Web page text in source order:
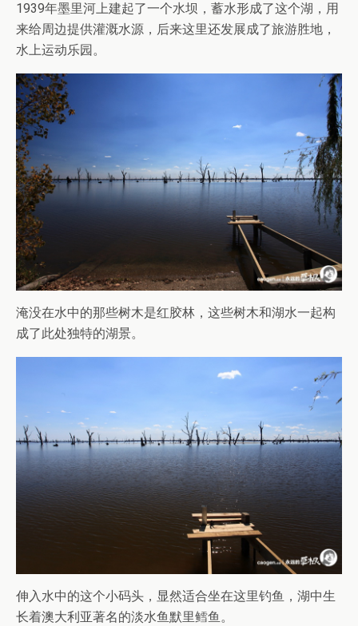
1939年墨里河上建起了一个水坝，蓄水形成了这个湖，用
来给周边提供灌溉水源，后来这里还发展成了旅游胜地，
水上运动乐园。
淹没在水中的那些树木是红胶林，这些树木和湖水一起构
成了此处独特的湖景。
伸入水中的这个小码头，显然适合坐在这里钓鱼，湖中生
长着澳大利亚著名的淡水鱼默里鳕鱼。